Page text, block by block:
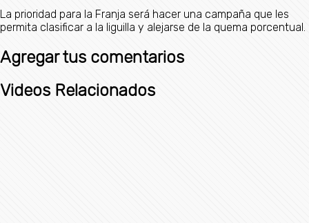
La prioridad para la Franja será hacer una campaña que les
permita clasificar a la liguilla y alejarse de la quema porcentual.
Agregar tus comentarios
Videos Relacionados